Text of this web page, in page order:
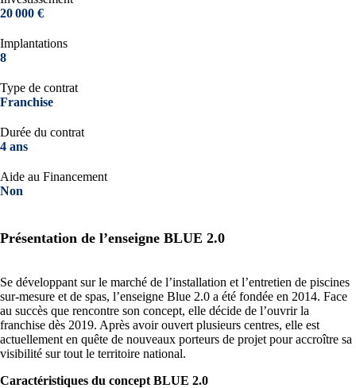
20 000 €
Implantations
8
Type de contrat
Franchise
Durée du contrat
4 ans
Aide au Financement
Non
Présentation de l’enseigne BLUE 2.0
Se développant sur le marché de l’installation et l’entretien de piscines
sur-mesure et de spas, l’enseigne Blue 2.0 a été fondée en 2014. Face
au succès que rencontre son concept, elle décide de l’ouvrir la
franchise dès 2019. Après avoir ouvert plusieurs centres, elle est
actuellement en quête de nouveaux porteurs de projet pour accroître sa
visibilité sur tout le territoire national.
Caractéristiques du concept BLUE 2.0